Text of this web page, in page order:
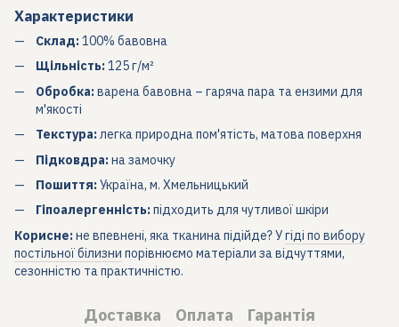
Характеристики
Склад:100% бавовна
Щільність:125 г/м²
Обробка:варена бавовна – гаряча пара та ензими для
м'якості
Текстура:легка природна пом'ятість, матова поверхня
Підковдра:на замочку
Пошиття:Україна, м. Хмельницький
Гіпоалергенність:підходить для чутливої шкіри
Корисне:не впевнені, яка тканина підійде? Угіді по вибору
постільної білизни порівнюємо матеріали за відчуттями,
сезонністю та практичністю.
Доставка Оплата Гарантія